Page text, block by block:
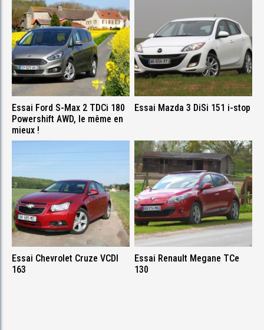
Essai Ford S-Max 2 TDCi 180
Powershift AWD, le même en
mieux !
Essai Mazda 3 DiSi 151 i-stop
Essai Chevrolet Cruze VCDI
163
Essai Renault Megane TCe
130